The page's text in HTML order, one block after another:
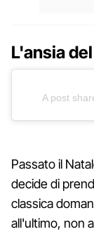
L'ansia
A post
Passato il
decide di
classica
all'ultimo, non